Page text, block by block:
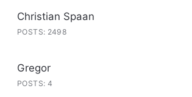
Christian Spaan
POSTS: 2498
Gregor
POSTS: 4